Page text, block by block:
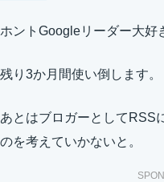
ホントGoogleリーダー大好
残り3か月間使い倒します。
あとはブロガーとしてRSS
のを考えていかないと。